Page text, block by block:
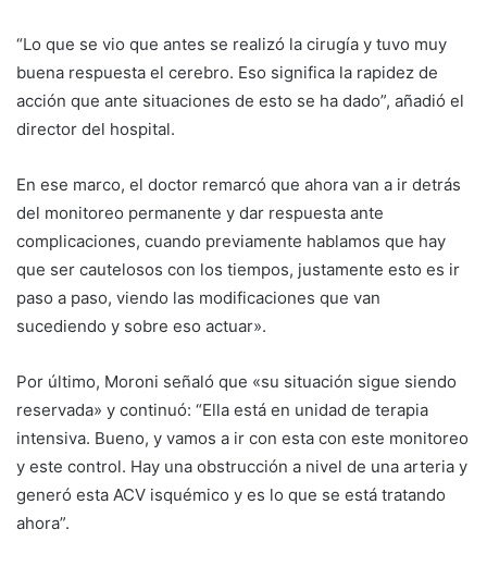
“Lo que se vio que antes se realizó la cirugía y tuvo muy
buena respuesta el cerebro. Eso significa la rapidez de
acción que ante situaciones de esto se ha dado”, añadió el
director del hospital.
En ese marco, el doctor remarcó que ahora van a ir detrás
del monitoreo permanente y dar respuesta ante
complicaciones, cuando previamente hablamos que hay
que ser cautelosos con los tiempos, justamente esto es ir
paso a paso, viendo las modificaciones que van
sucediendo y sobre eso actuar».
Por último, Moroni señaló que «su situación sigue siendo
reservada» y continuó: “Ella está en unidad de terapia
intensiva. Bueno, y vamos a ir con esta con este monitoreo
y este control. Hay una obstrucción a nivel de una arteria y
generó esta ACV isquémico y es lo que se está tratando
ahora”.